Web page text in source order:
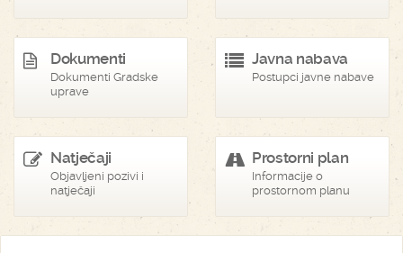
Dokumenti
Dokumenti Gradske
uprave
Javna nabava
Postupci javne nabave
Natječaji
Objavljeni pozivi i
natječaji
Prostorni plan
Informacije o
prostornom planu